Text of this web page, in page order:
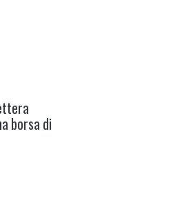
borsa di